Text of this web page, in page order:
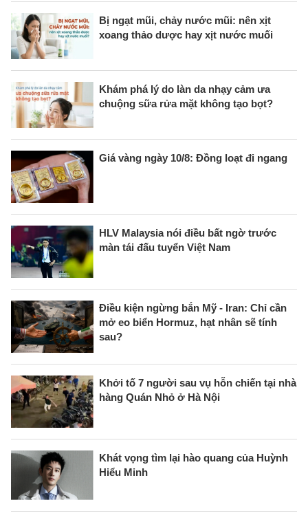
Bị ngạt mũi, chảy nước mũi: nên xịt
xoang thảo dược hay xịt nước muối
Khám phá lý do làn da nhạy cảm ưa
chuộng sữa rửa mặt không tạo bọt?
Giá vàng ngày 10/8: Đồng loạt đi ngang
HLV Malaysia nói điều bất ngờ trước
màn tái đấu tuyển Việt Nam
Điều kiện ngừng bắn Mỹ - Iran: Chỉ cần
mở eo biển Hormuz, hạt nhân sẽ tính
sau?
Khởi tố 7 người sau vụ hỗn chiến tại nhà
hàng Quán Nhỏ ở Hà Nội
Khát vọng tìm lại hào quang của Huỳnh
Hiểu Minh